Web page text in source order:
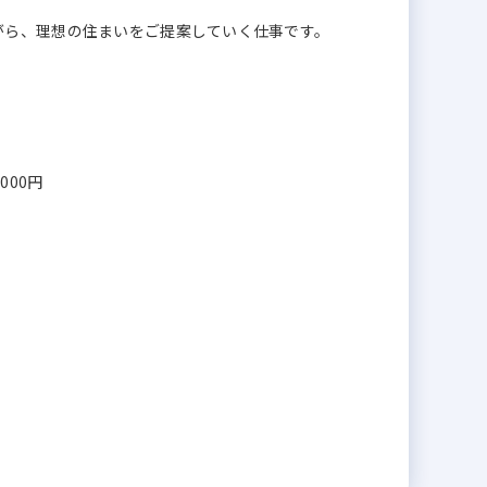
、理想の住まいをご提案していく仕事です。
円